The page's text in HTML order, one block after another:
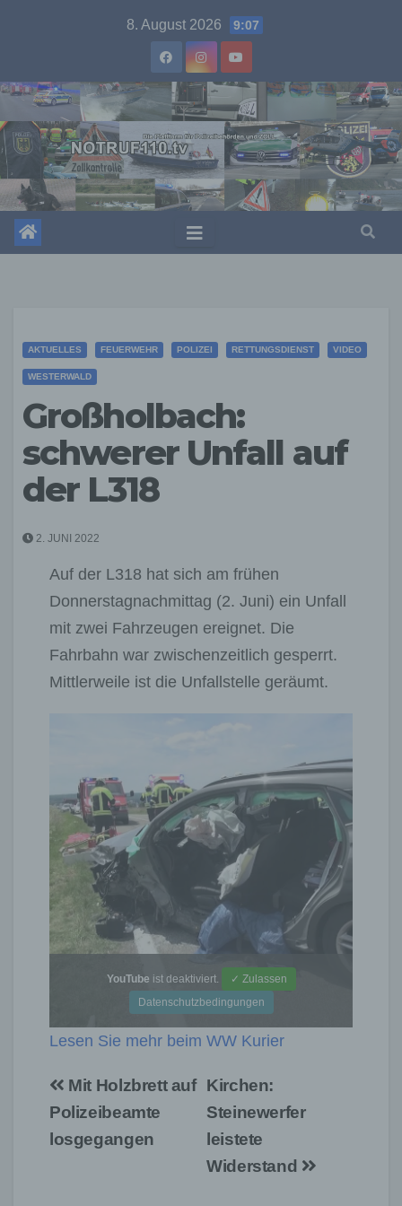
8. August 2026 9:07
AKTUELLES FEUERWEHR POLIZEI RETTUNGSDIENST VIDEO
WESTERWALD
Großholbach:
schwerer Unfall auf
der L318
2. JUNI 2022
Auf der L318 hat sich am frühen
Donnerstagnachmittag (2. Juni) ein Unfall
mit zwei Fahrzeugen ereignet. Die
Fahrbahn war zwischenzeitlich gesperrt.
Mittlerweile ist die Unfallstelle geräumt.
YouTube ist deaktiviert.
✓ Zulassen
Datenschutzbedingungen
Lesen Sie mehr beim WW Kurier
Beitragsnavigation
Kirchen:
Steinewerfer
leistete
Widerstand
Mit Holzbrett auf
Polizeibeamte
losgegangen